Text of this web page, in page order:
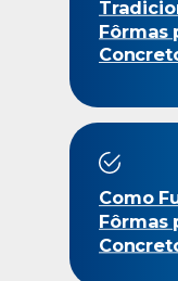
Fôrmas
Como
Fôrmas